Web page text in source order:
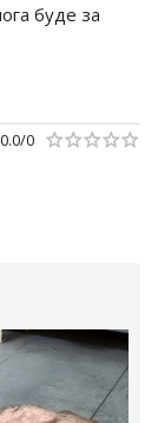
буде за
0.0/0